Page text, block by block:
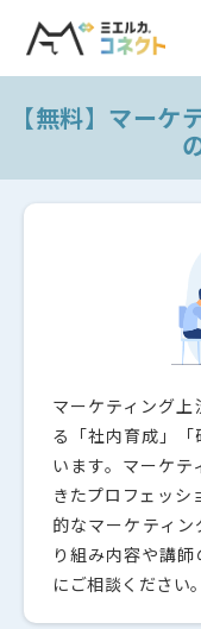
【無料】マーケ
マーケティング
る「社内育成」
います。マーケテ
きたプロフェッシ
的なマーケティ
り組み内容や講
にご相談ください。